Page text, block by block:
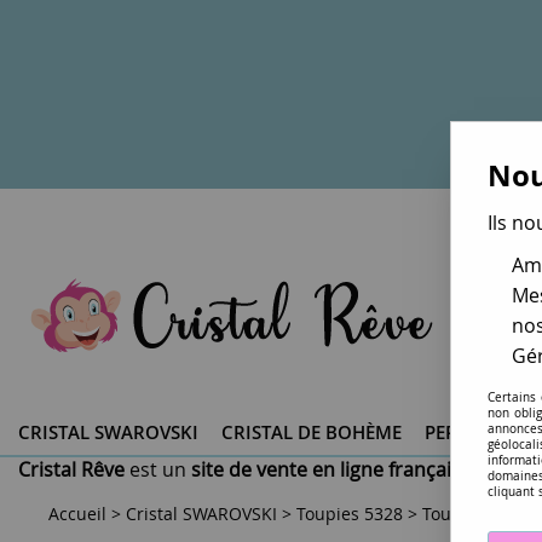
CRISTAL SWAROVSKI ® CRISTAL DE BOHÈME PERLES DU
Cristal Rêve est un site de vente en ligne français
Accueil > Cristal SWAROVSKI > Toupies 5328 > Toupie 5328
Ils
Certains
non
cliquant